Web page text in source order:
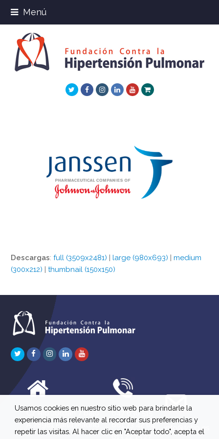
Menú
TwitterFacebookInstagram
LinkedInYoutube
Xing
Descargas:full (3509x2481) |large (980x693) |medium
(300x212) |thumbnail (150x150)
TwitterFacebook
Instagram
LinkedInYoutube
C/ Río Jordán 7 bajo
A 28981 Parla Madrid
647 630 515
661 73 42 04
613 22 15 27
info@fchp.es
Usamos cookies en nuestro sitio web para brindarle la
experiencia más relevante al recordar sus preferencias y
repetir las visitas. Al hacer clic en "Aceptar todo", acepta el